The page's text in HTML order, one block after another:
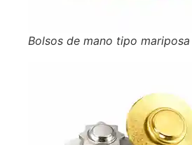
Bolsos de mano tipo mariposa